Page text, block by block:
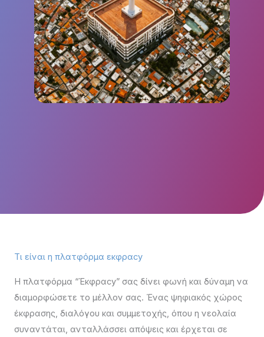
Τι είναι η πλατφόρμα εκφραcy
Η πλατφόρμα “Έκφραcy” σας δίνει φωνή και δύναμη να
διαμορφώσετε το μέλλον σας. Ένας ψηφιακός χώρος
έκφρασης, διαλόγου και συμμετοχής, όπου η νεολαία
συναντάται, ανταλλάσσει απόψεις και έρχεται σε